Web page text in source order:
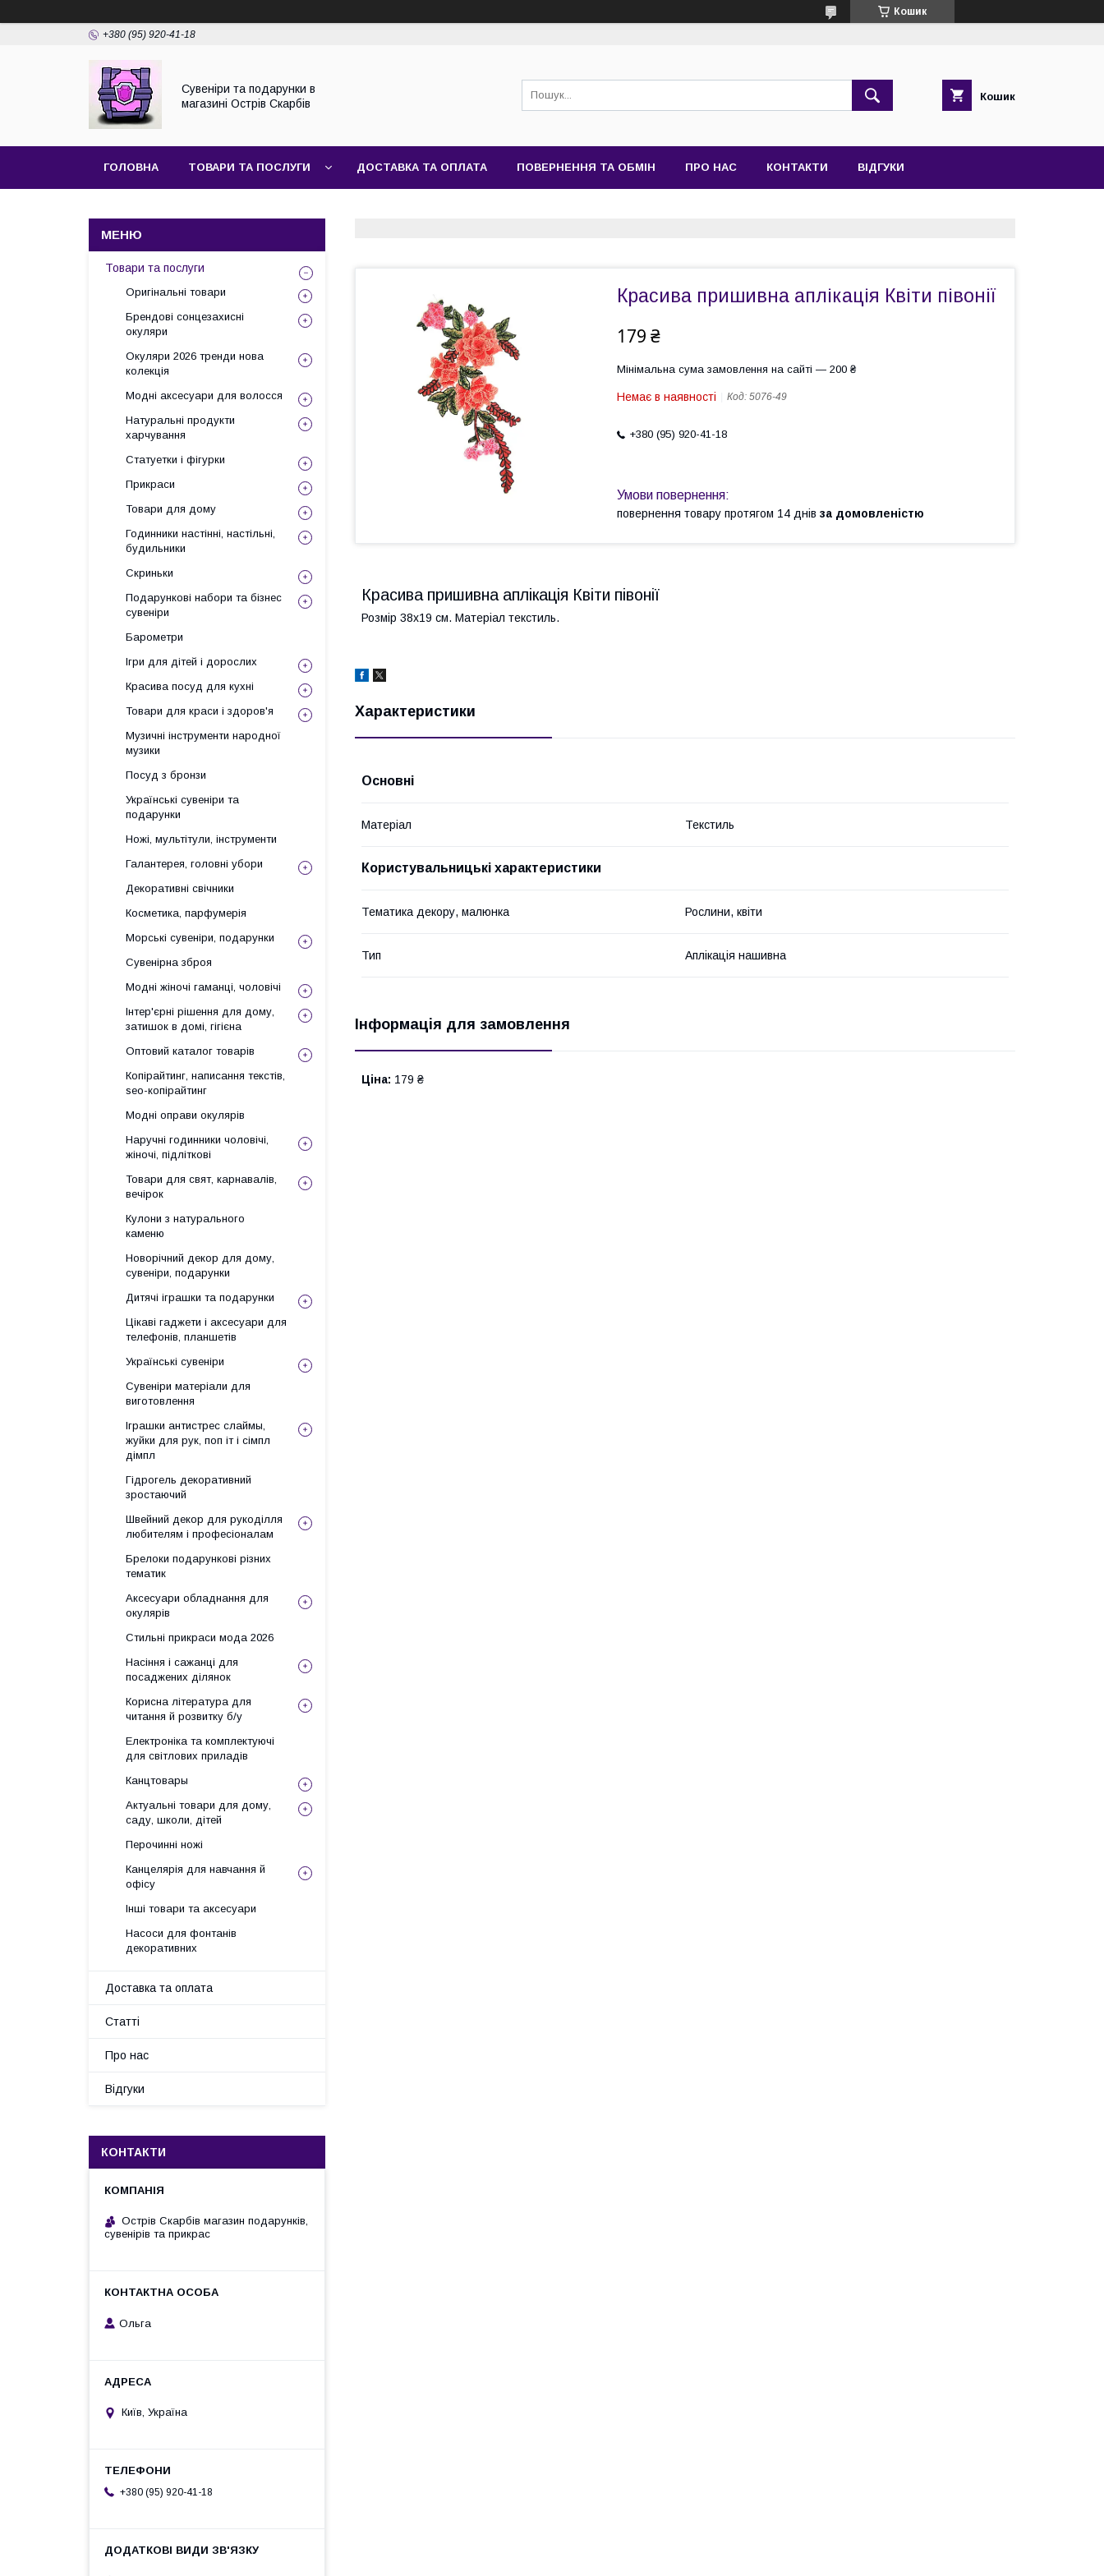
Кошик
+380 (95) 920-41-18
Сувеніри та подарунки в
магазині Острів Скарбів
Кошик
ГОЛОВНА ТОВАРИ ТА ПОСЛУГИ ДОСТАВКА ТА ОПЛАТА ПОВЕРНЕННЯ ТА ОБМІН ПРО НАС КОНТАКТИ ВІДГУКИ
Красива пришивна аплікація Квіти півонії
179 ₴
Мінімальна сума замовлення на сайті — 200 ₴
Немає в наявності Код: 5076-49
+380 (95) 920-41-18
повернення товару протягом 14 днів за домовленістю
Красива пришивна аплікація Квіти півонії
Розмір 38х19 см. Матеріал текстиль.
Характеристики
Основні
Матеріал Текстиль
Користувальницькі характеристики
Тематика декору, малюнка Рослини, квіти
Тип Аплікація нашивна
Інформація для замовлення
Ціна: 179 ₴
Товари та послуги
Оригінальні товари
Брендові сонцезахисні
окуляри
Окуляри 2026 тренди нова
колекція
Модні аксесуари для волосся
Натуральні продукти
харчування
Статуетки і фігурки
Прикраси
Товари для дому
Годинники настінні, настільні,
будильники
Скриньки
Подарункові набори та бізнес
сувеніри
Барометри
Ігри для дітей і дорослих
Красива посуд для кухні
Товари для краси і здоров'я
Музичні інструменти народної
музики
Посуд з бронзи
Українські сувеніри та
подарунки
Ножі, мультітули, інструменти
Галантерея, головні убори
Декоративні свічники
Косметика, парфумерія
Морські сувеніри, подарунки
Сувенірна зброя
Модні жіночі гаманці, чоловічі
Інтер'єрні рішення для дому,
затишок в домі, гігієна
Оптовий каталог товарів
Копірайтинг, написання текстів,
seo-копірайтинг
Модні оправи окулярів
Наручні годинники чоловічі,
жіночі, підліткові
Товари для свят, карнавалів,
вечірок
Кулони з натурального
каменю
Новорічний декор для дому,
сувеніри, подарунки
Дитячі іграшки та подарунки
Цікаві гаджети і аксесуари для
телефонів, планшетів
Українські сувеніри
Сувеніри матеріали для
виготовлення
Іграшки антистрес слаймы,
жуйки для рук, поп іт і сімпл
дімпл
Гідрогель декоративний
зростаючий
Швейний декор для рукоділля
любителям і професіоналам
Брелоки подарункові різних
тематик
Аксесуари обладнання для
окулярів
Стильні прикраси мода 2026
Насіння і сажанці для
посаджених ділянок
Корисна література для
читання й розвитку б/у
Електроніка та комплектуючі
для світлових приладів
Канцтовары
Актуальні товари для дому,
саду, школи, дітей
Перочинні ножі
Канцелярія для навчання й
офісу
Інші товари та аксесуари
Насоси для фонтанів
декоративних
Доставка та оплата
Статті
Про нас
Відгуки
КОНТАКТИ
Острів Скарбів магазин подарунків,
сувенірів та прикрас
Ольга
Київ, Україна
+380 (95) 920-41-18